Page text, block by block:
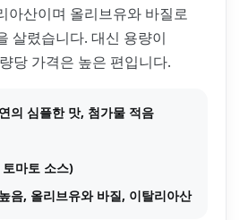
아산이며 올리브유와 바질로
살렸습니다. 대신 용량이
당 가격은 높은 편입니다.
의 심플한 맛, 첨가물 적음
마토 소스)
음, 올리브유와 바질, 이탈리아산